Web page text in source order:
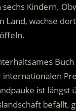
Kindern.
Land, wachse
ist
befällt,